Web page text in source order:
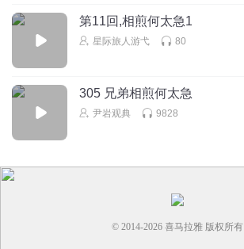
第11回,相煎何太急1
星际旅人游弋 80
305 兄弟相煎何太急
尹岩观典 9828
© 2014-2026 喜马拉雅 版权所有